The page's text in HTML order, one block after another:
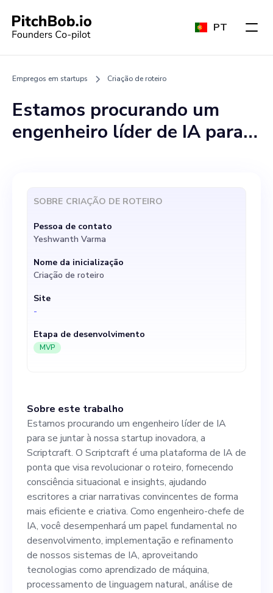
PT
Empregos em startups Criação de roteiro
Estamos procurando um
engenheiro líder de IA para
Scriptcraft é uma plataforma
de IA de ponta que visa
revolucionar o roteiro,
fornecendo consciência
situacional e insights,
ajudando escritores a criar
narrativas convincentes de
forma mais eficiente e
desempenhará um papel
fundamental no
desenvolvimento,
implementação e
refinamento de nossos
sistemas de IA, aproveitando
tecnologias como
aprendizado de máquina,
Sobre este trabalho
Estamos procurando um engenheiro líder de IA
para se juntar à nossa startup inovadora, a
Scriptcraft. O Scriptcraft é uma plataforma de IA de
ponta que visa revolucionar o roteiro, fornecendo
consciência situacional e insights, ajudando
escritores a criar narrativas convincentes de forma
mais eficiente e criativa. Como engenheiro-chefe de
IA, você desempenhará um papel fundamental no
desenvolvimento, implementação e refinamento
de nossos sistemas de IA, aproveitando
tecnologias como aprendizado de máquina,
processamento de linguagem natural, análise de
SOBRE CRIAÇÃO DE ROTEIRO
Pessoa de contato
Yeshwanth Varma
Nome da inicialização
Criação de roteiro
Site
-
Etapa de desenvolvimento
MVP